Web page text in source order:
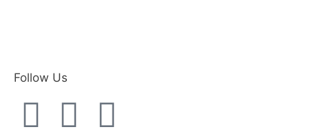
Follow Us